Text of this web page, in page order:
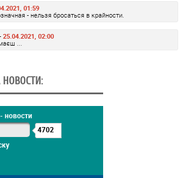
01:59
- нельзя бросаться в крайности.
25.04.2021, 02:00
...
новости
4702